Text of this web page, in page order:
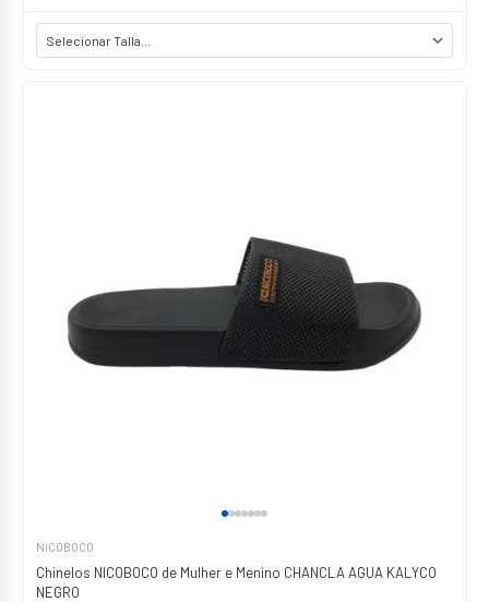
NICOBOCO
Chinelos NICOBOCO de Mulher e Menino CHANCLA AGUA KALYCO
NEGRO